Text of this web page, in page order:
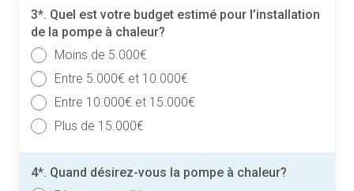
3*. Quel est votre budget estimé pour l’installation
de la pompe à chaleur?
Moins de 5.000€
Entre 5.000€ et 10.000€
Entre 10.000€ et 15.000€
Plus de 15.000€
4*. Quand désirez-vous la pompe à chaleur?